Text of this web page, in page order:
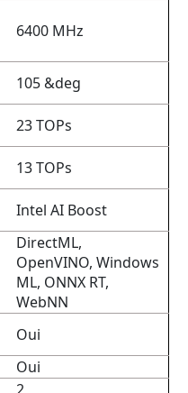
6400 MHz
105 &deg
23 TOPs
13 TOPs
Intel AI Boost
DirectML,
OpenVINO, Windows
ML, ONNX RT,
WebNN
Oui
Oui